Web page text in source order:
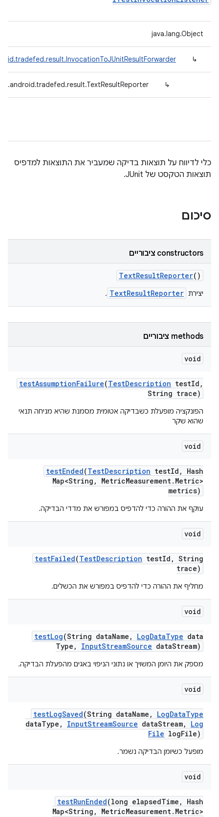
java.lang.Object
↳
↳
כלי לדיווח על תוצאות בדיקה שמעביר את התוצאות למדפיס
תוצאות הטקסט של JUnit.
סיכום
‫constructors ציבוריים
TextResultReporter()
יצירת TextResultReporter
.
‫methods ציבוריים
void
testAssumptionFailure(TestDescription testId ,
String trace)
הפונקציה מופעלת כשבדיקה אטומית מסמנת שהיא מניחה תנאי
שהוא שקר
void
testEnded(TestDescription testId ,
Hash
Map<String , MetricMeasurement. Metric>
metrics)
עוקף את ההורה כדי להדפיס במפורש את מדדי הבדיקה.
void
testFailed(TestDescription testId , String
trace)
מחליף את ההורה כדי להדפיס במפורש את הכשלים.
void
testLog(String dataName , LogDataType data
Type , InputStreamSource dataStream)
מספק את היומן המשויך או נתוני הניפוי באגים מהפעלת הבדיקה.
void
testLogSaved(String dataName , LogDataType
dataType , InputStreamSource dataStream,
Log
File logFile)
מופעל כשיומן הבדיקה נשמר.
void
testRunEnded(long elapsedTime ,
Hash
Map<String , MetricMeasurement. Metric>